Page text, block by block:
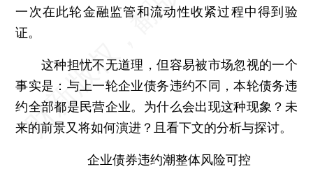
一次在此轮金融监管和流动性收紧过程中得到验
证。
这种担忧不无道理，但容易被市场忽视的一个
事实是：与上一轮企业债务违约不同，本轮债务违
约全部都是民营企业。为什么会出现这种现象？未
来的前景又将如何演进？且看下文的分析与探讨。
企业债券违约潮整体风险可控